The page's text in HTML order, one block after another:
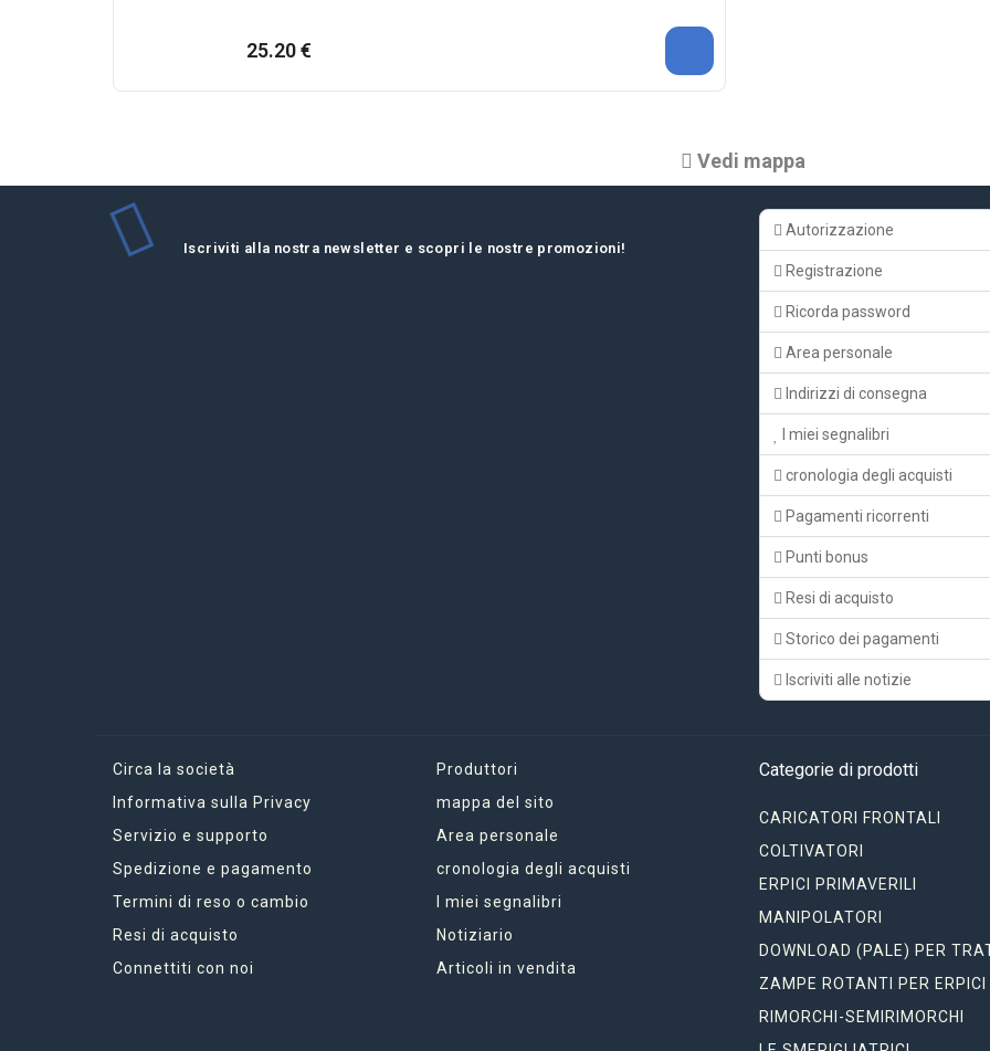
25.20 €
Vedi mappa
Iscriviti alla nostra newsletter e scopri le nostre promozioni!
Autorizzazione
Registrazione
Ricorda password
Area personale
Indirizzi di consegna
I miei segnalibri
cronologia degli acquisti
Pagamenti ricorrenti
Punti bonus
Resi di acquisto
Storico dei pagamenti
Iscriviti alle notizie
Circa la società
Informativa sulla Privacy
Servizio e supporto
Spedizione e pagamento
Termini di reso o cambio
Resi di acquisto
Connettiti con noi
Produttori
mappa del sito
Area personale
cronologia degli acquisti
I miei segnalibri
Notiziario
Articoli in vendita
Categorie di prodotti
CARICATORI FRONTALI
COLTIVATORI
ERPICI PRIMAVERILI
MANIPOLATORI
DOWNLOAD (PALE) PER
ZAMPE ROTANTI PER ERPICI
RIMORCHI-SEMIRIMORCHI